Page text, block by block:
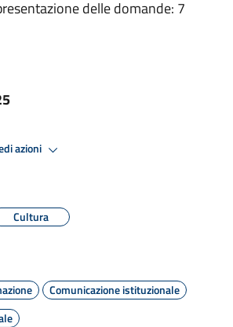
delle domande: 7
azioni
Cultura
Comunicazione istituzionale